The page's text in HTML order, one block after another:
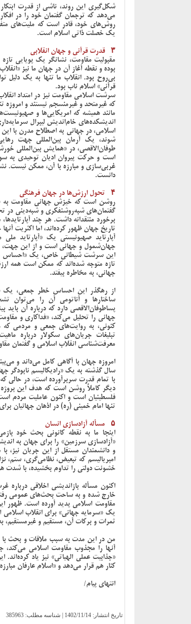
شکل‌گیری این روند، ناشی از قدرت
می‌دهد که ترجمان گفتمان خود را در
روش‌های خود، قادر است که ملیت‌های
یک خصلت ذاتی اسلام است.
۳- قدرت قرآنی و جهان انقلابی
مقبولیت مقاومت، نشانگر یک پویایی
بوده و نقطه آغاز آن در جهان ما نیز
بی‌روح بود. انقلاب ما تنها به یک دلیل
قرآنی» اسلام ناب بود.
سرشت اسلامی مقاومت نیز در امتداد
که غیرمتحد و غیرمنسجم نیستند و
مانند همیشه که امریکایی‌ها و
اندیشکده‌های خام‌اندیش لیبرال
اسلامی، در جهانی به اصطلاح مدرن با
شوند، یک آرمان بین‌المللی جهت
طوفان‌الاقصی، در «همایش بین‌المللی
است و حرکت پیروان ادیان توحیدی به
غربی‌سازی و مبارزه با آن، ممکن نیست.
دانست.
۴- تحول ارزش‌ها در جهان فرهنگی
روشن است که خیزش جهانی مقاومت به
گفتمان‌های شبه‌روشنفکری و شبه‌دینی در
برخورد منتقدانه داشت. هر چند
تاریخ جهان ظهور کرده‌اند، اما اکثریت
آپارتاید صهیونیستی یک «آپارتاید
جهان‌شمول و جهانی است و از این جهت،
این سرشت شیطانی خاص، یک «احساس
تازه متوجه شده‌اند که ممکن است همه
جهانی، به مخاطره بیفتد.
از رهگذر این احساس خطر جمعی، یک
ساختارها و آناتومی آن را می‌توان
پساطوفان‌الاقصی دارد که درباره آن
جهانی را تحلیل می‌کند، «فداکاری و
کنونی، به روایت‌های جمعی و مردمی
تبلیغات جریان‌های سکولار درباره
معرفت‌شناسی انقلاب اسلامی و گفتمان
سال گذشته به یک «رادیکالیسم نابودگر
با تمام قدرت سربرآورده است، در حالی
دیگر کاملاً روشن است که هدف این
فلسطینیان است و اکنون عاملیت مردم
تنها امام خمینی (ره) در اذهان جهانیان
۵- مسأله آزادسازی انسان
اینجا ما به نقطه کانونی بحث خود
«آزادسازی سرزمین» را برای جهان به
و دانشمندان مستقل از این جریان نیز،
امپریالیسم که تبعیض، نظامی‌گری، ستم،
خشونت دولتی را تداوم بخشیده، با شدت
اکنون مسأله بازاندیشی اخلاقی
خارج شده و به ساحت بحث‌های عمومی رفته
مقاومت اسلامی پدید آورده است. ظهور
یک «سرمایه جهانی» برای انقلاب اسلامی
ثمرات و برکات آن، مستقیم و
من در این مدت به سبب ملاقات و بحث با
آنها را مجذوب مقاومت اسلامی می‌کند،
«جذابیت عملی الهیاتی» نیز یاد
کنار هم قرار می‌دهد و «اسلام عارفان
انتهای پیام/
تاریخ انتشار:1402/11/14 | شناسه مطلب: 385963